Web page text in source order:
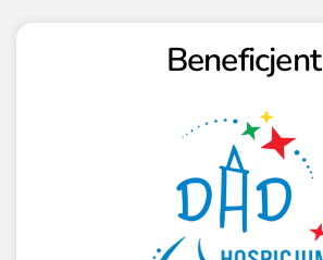
Beneficjent